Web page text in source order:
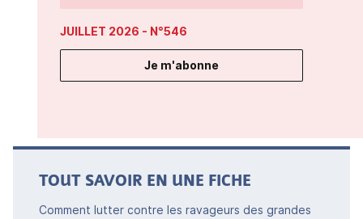
JUILLET 2026 - N°546
Je m'abonne
TOUT SAVOIR EN UNE FICHE
Comment lutter contre les ravageurs des grandes